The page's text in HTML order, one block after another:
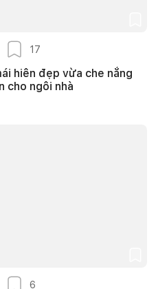
17
hiên đẹp vừa che nắng
cho ngôi nhà
6